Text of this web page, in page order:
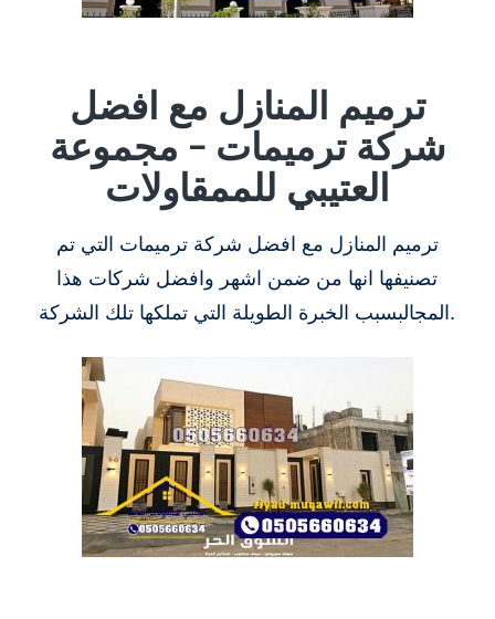
ترميم المنازل مع افضل
شركة ترميمات – مجموعة
العتيبي للممقاولات
ترميم المنازل مع افضل شركة ترميمات التي تم
تصنيفها انها من ضمن اشهر وافضل شركات هذا
المجالبسبب الخبرة الطويلة التي تملكها تلك الشركة.